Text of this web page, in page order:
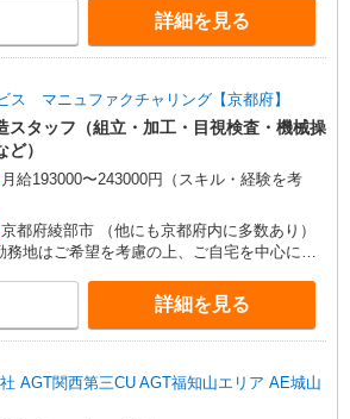
詳細を見る
ス マニュファクチャリング【京都府】
スタッフ（組立・加工・目視検査・機械操
ど）
月給193000〜243000円（スキル・経験を考
京都府綾部市 （他にも京都府内に多数あり）
地はご希望を考慮の上、ご自宅を中心に通
詳細を見る
AGT関西第三CU AGT福知山エリア AE城山